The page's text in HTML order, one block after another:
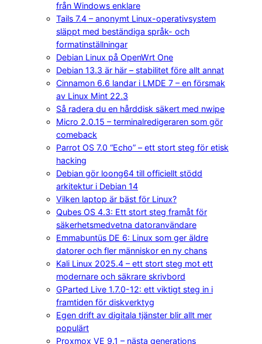
från Windows enklare
Tails 7.4 – anonymt Linux-operativsystem
släppt med beständiga språk- och
formatinställningar
Debian Linux på OpenWrt One
Debian 13.3 är här – stabilitet före allt annat
Cinnamon 6.6 landar i LMDE 7 – en försmak
av Linux Mint 22.3
Så radera du en hårddisk säkert med nwipe
Micro 2.0.15 – terminalredigeraren som gör
comeback
Parrot OS 7.0 “Echo” – ett stort steg för etisk
hacking
Debian gör loong64 till officiellt stödd
arkitektur i Debian 14
Vilken laptop är bäst för Linux?
Qubes OS 4.3: Ett stort steg framåt för
säkerhetsmedvetna datoranvändare
Emmabuntüs DE 6: Linux som ger äldre
datorer och fler människor en ny chans
Kali Linux 2025.4 – ett stort steg mot ett
modernare och säkrare skrivbord
GParted Live 1.7.0-12: ett viktigt steg in i
framtiden för diskverktyg
Egen drift av digitala tjänster blir allt mer
populärt
Proxmox VE 9.1 – nästa generations